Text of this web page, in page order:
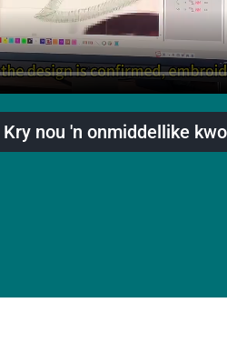
Kry nou 'n onmiddellike